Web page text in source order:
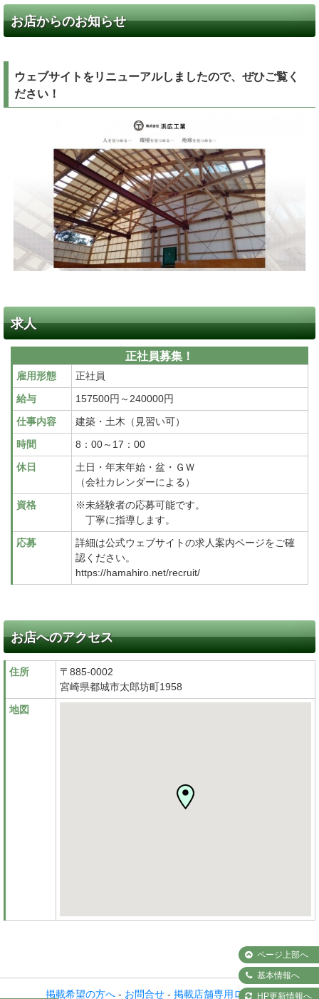
ページ上部へ
基本情報へ
HP更新情報へ
お店からのお知らせ
ウェブサイトをリニューアルしましたので、ぜひご覧く
ださい！
求人
正社員募集！
雇用形態
正社員
給与
157500円～240000円
仕事内容
建築・土木（見習い可）
時間
8：00～17：00
休日
土日・年末年始・盆・ＧＷ
（会社カレンダーによる）
資格
※未経験者の応募可能です。
丁寧に指導します。
応募
詳細は公式ウェブサイトの求人案内ページをご確
認ください。
https://hamahiro.net/recruit/
お店へのアクセス
住所
〒885-0002
宮崎県都城市太郎坊町1958
地図
掲載希望の方へ - お問合せ - 掲載店舗専用ログイン